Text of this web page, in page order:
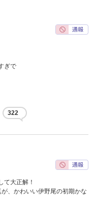
ぎで
322
て大正解！
、かわいい伊野尾の初期かな